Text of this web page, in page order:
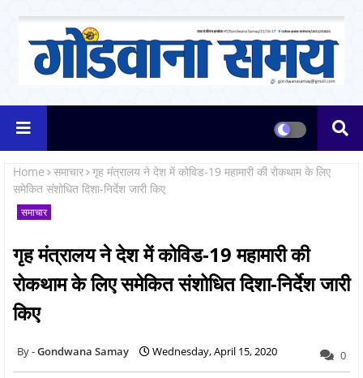
Home समाचार गृह मंत्रालय ने देश में कोविड-19 महामारी की रोकथाम के लिए
समेकित संशोधित दिशा-निर्देश जारी किए
समाचार
गृह मंत्रालय ने देश में कोविड-19 महामारी की
रोकथाम के लिए समेकित संशोधित दिशा-निर्देश जारी
किए
Gondwana Samay Wednesday, April 15, 2020 0